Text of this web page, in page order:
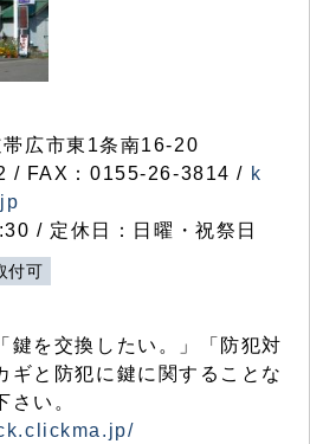
広市東1条南16-20
/ FAX：0155-26-3814 / k
/ 定休日：日曜・祝祭日
付可
鍵を交換したい。」「防犯対
ギと防犯に鍵に関することな
さい。